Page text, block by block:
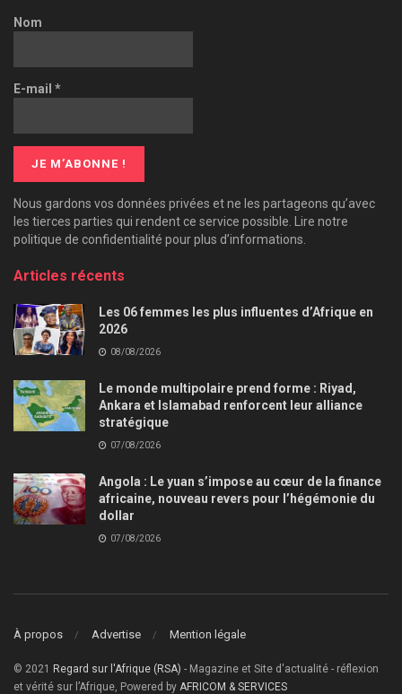
Nom
E-mail *
Nous gardons vos données privées et ne les partageons qu’avec
les tierces parties qui rendent ce service possible. Lire notre
politique de confidentialité pour plus d’informations.
Articles récents
Les 06 femmes les plus influentes d’Afrique en
2026
08/08/2026
Le monde multipolaire prend forme : Riyad,
Ankara et Islamabad renforcent leur alliance
stratégique
07/08/2026
Angola : Le yuan s’impose au cœur de la finance
africaine, nouveau revers pour l’hégémonie du
dollar
07/08/2026
À propos Advertise Mention légale
© 2021 Regard sur l'Afrique (RSA) - Magazine et Site d'actualité - réflexion
et vérité sur l’Afrique, Powered by AFRICOM & SERVICES